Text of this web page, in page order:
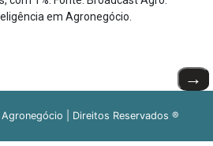
em Agronegócio.
→
Agronegócio | Direitos Reservados ®